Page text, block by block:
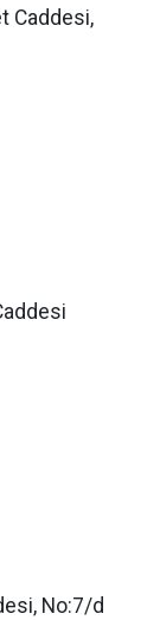
Caddesi,
No:7/d